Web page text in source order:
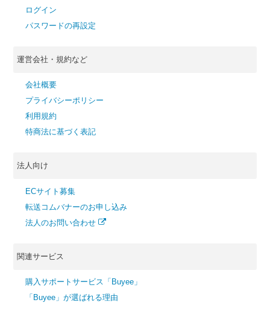
ログイン
パスワードの再設定
運営会社・規約など
会社概要
プライバシーポリシー
利用規約
特商法に基づく表記
法人向け
ECサイト募集
転送コムバナーのお申し込み
法人のお問い合わせ
関連サービス
購入サポートサービス「Buyee」
「Buyee」が選ばれる理由